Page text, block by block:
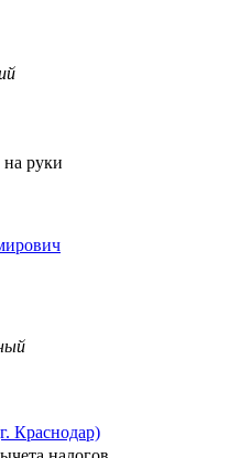
на руки
Краснодар)